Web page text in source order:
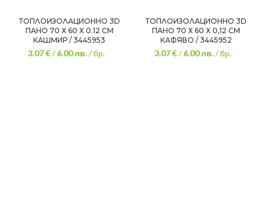
ТОПЛОИЗОЛАЦИОННО 3D
ПАНО 70 Х 60 Х 0.12 СМ
КАШМИР / 3445953
3.07 €/6.00лв./ бр.
ТОПЛОИЗОЛАЦИОННО 3D
ПАНО 70 Х 60 Х 0,12 СМ
КАФЯВО / 3445952
3.07 €/6.00лв./ бр.